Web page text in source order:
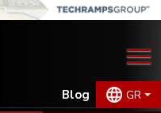
Blog GR